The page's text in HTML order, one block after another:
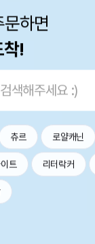
하면
착!
츄르 로얄캐닌
트 리터락커